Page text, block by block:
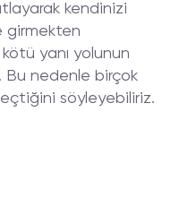
kendinizi
girmekten
yanı yolunun
Bu nedenle birçok
söyleyebiliriz.